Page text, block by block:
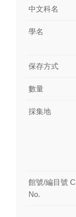
中文科名
學名
保存方式
數量
採集地
館號/編目號
No.